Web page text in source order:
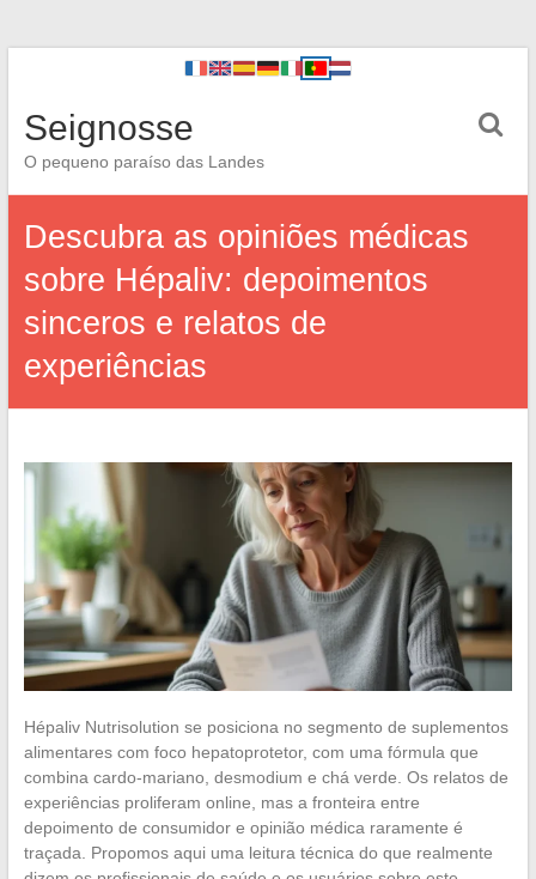
Seignosse
O pequeno paraíso das Landes
Descubra as opiniões médicas
sobre Hépaliv: depoimentos
sinceros e relatos de
experiências
Hépaliv Nutrisolution se posiciona no segmento de suplementos
alimentares com foco hepatoprotetor, com uma fórmula que
combina cardo-mariano, desmodium e chá verde. Os relatos de
experiências proliferam online, mas a fronteira entre
depoimento de consumidor e opinião médica raramente é
traçada. Propomos aqui uma leitura técnica do que realmente